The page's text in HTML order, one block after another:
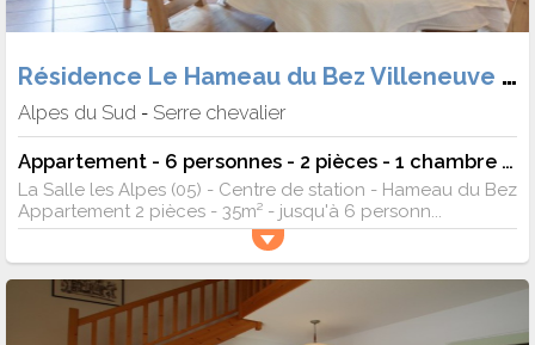
Résidence Le Hameau du Bez Villeneuve 1400
Alpes du Sud - Serre chevalier
Appartement - 6 personnes - 2 pièces - 1 chambre - 35 m²
La Salle les Alpes (05) - Centre de station - Hameau du Bez
Appartement 2 pièces - 35m² - jusqu'à 6 personn...